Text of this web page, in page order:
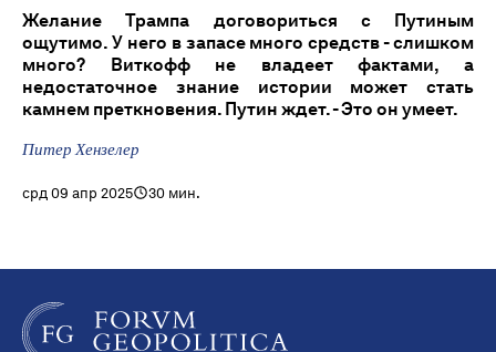
Желание Трампа договориться с Путиным
ощутимо. У него в запасе много средств - слишком
много? Виткофф не владеет фактами, а
недостаточное знание истории может стать
камнем преткновения. Путин ждет. - Это он умеет.
Питер Хензелер
срд 09 апр 2025 30 мин.